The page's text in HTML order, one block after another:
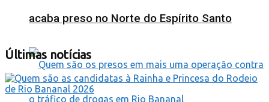
acaba preso no Norte do Espírito Santo
Últimas notícias